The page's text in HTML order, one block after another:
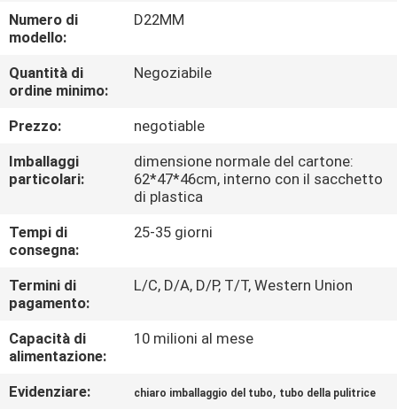
GIRO
DELLA
FABBRICA
CONTROLLO
DI
QUALITÀ
CONTATTICI
RICHIEDA
UNA
CITAZIONE
Numero di
modello:
D22MM
Quantità di
ordine minimo:
Negoziabile
Prezzo:
negotiable
Imballaggi
particolari:
dimensione normale del cartone:
62*47*46cm, interno con il sacchetto
di plastica
Tempi di
consegna:
25-35 giorni
Termini di
pagamento:
L/C, D/A, D/P, T/T, Western Union
Capacità di
alimentazione:
10 milioni al mese
Evidenziare: chiaro imballaggio del tubo, tubo della pulitrice